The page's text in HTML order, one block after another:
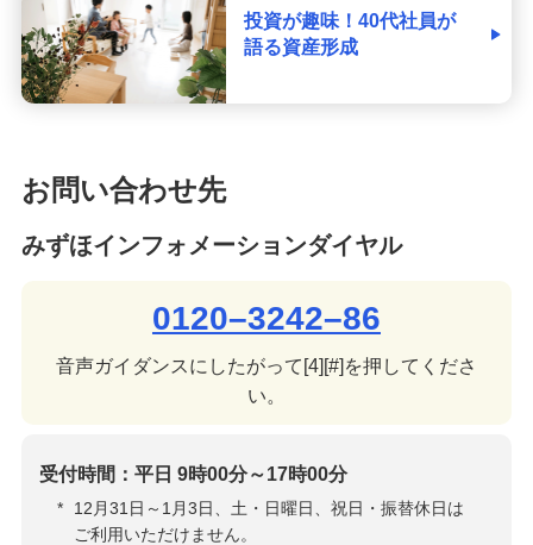
投資が趣味！40代社員が
語る資産形成
お問い合わせ先
みずほインフォメーションダイヤル
0120–3242–86
音声ガイダンスにしたがって[4][#]を押してくださ
い。
受付時間：平日 9時00分～17時00分
*
12月31日～1月3日、土・日曜日、祝日・振替休日は
ご利用いただけません。